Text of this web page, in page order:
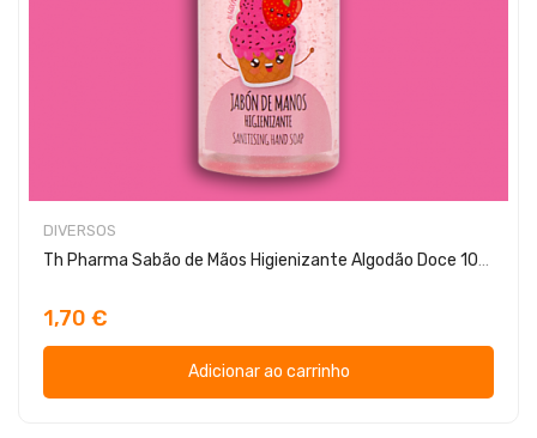
DIVERSOS
Th Pharma Sabão de Mãos Higienizante Algodão Doce 100ml
1,70 €
Adicionar ao carrinho